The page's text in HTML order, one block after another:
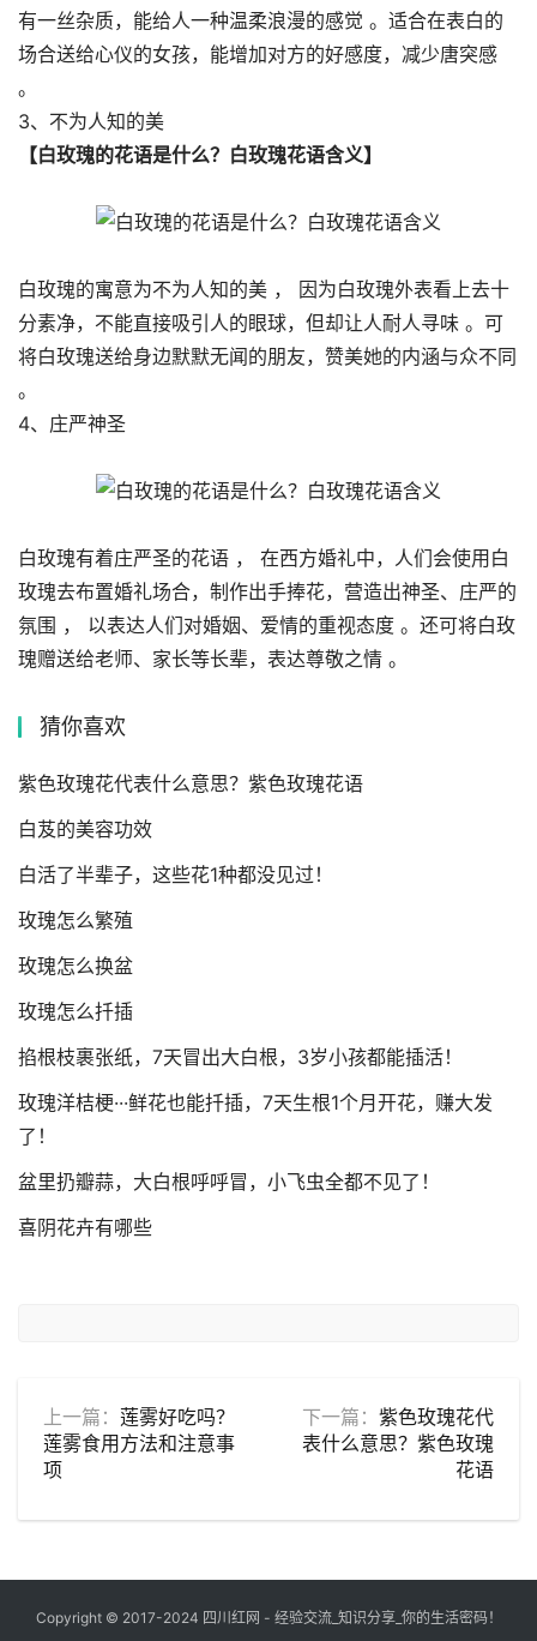
有一丝杂质，能给人一种温柔浪漫的感觉 。适合在表白的
场合送给心仪的女孩，能增加对方的好感度，减少唐突感
。
3、不为人知的美
【白玫瑰的花语是什么？白玫瑰花语含义】
白玫瑰的寓意为不为人知的美 ， 因为白玫瑰外表看上去十
分素净，不能直接吸引人的眼球，但却让人耐人寻味 。可
将白玫瑰送给身边默默无闻的朋友，赞美她的内涵与众不同
。
4、庄严神圣
白玫瑰有着庄严圣的花语 ， 在西方婚礼中，人们会使用白
玫瑰去布置婚礼场合，制作出手捧花，营造出神圣、庄严的
氛围 ， 以表达人们对婚姻、爱情的重视态度 。还可将白玫
瑰赠送给老师、家长等长辈，表达尊敬之情 。
猜你喜欢
紫色玫瑰花代表什么意思？紫色玫瑰花语
白芨的美容功效
白活了半辈子，这些花1种都没见过！
玫瑰怎么繁殖
玫瑰怎么换盆
玫瑰怎么扦插
掐根枝裹张纸，7天冒出大白根，3岁小孩都能插活！
玫瑰洋桔梗···鲜花也能扦插，7天生根1个月开花，赚大发
了！
盆里扔瓣蒜，大白根呼呼冒，小飞虫全都不见了！
喜阴花卉有哪些
上一篇： 莲雾好吃吗？
莲雾食用方法和注意事
项
下一篇： 紫色玫瑰花代
表什么意思？紫色玫瑰
花语
Copyright © 2017-2024 四川红网 - 经验交流_知识分享_你的生活密码！